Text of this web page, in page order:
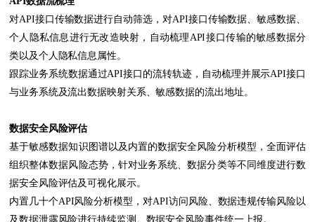
对API接口传输数据进行自动筛选，对API接口传输数据、敏感数据、
个人隐私信息进行无改造映射，自动梳理API接口传输的敏感数据分
类以及个人隐私信息属性。
跟踪业务系统数据通过API接口的流转轨迹，自动梳理并展示API接口
与业务系统及流出数据映射关系、敏感数据的流出地址。
数据安全风险评估
基于敏感数据知识图谱以及内置的数据安全风险分析模型，全面评估
组织整体数据风险态势，针对业务系统、数据分类等不同维度进行数
据安全风险评估及可视化展示。
内置几十个API风险分析模型，对API访问风险、数据违规传输风险以
及数据泄露风险进行持续监测、数据安全风险事件统一上报。